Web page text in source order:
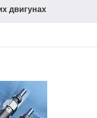
двигунах